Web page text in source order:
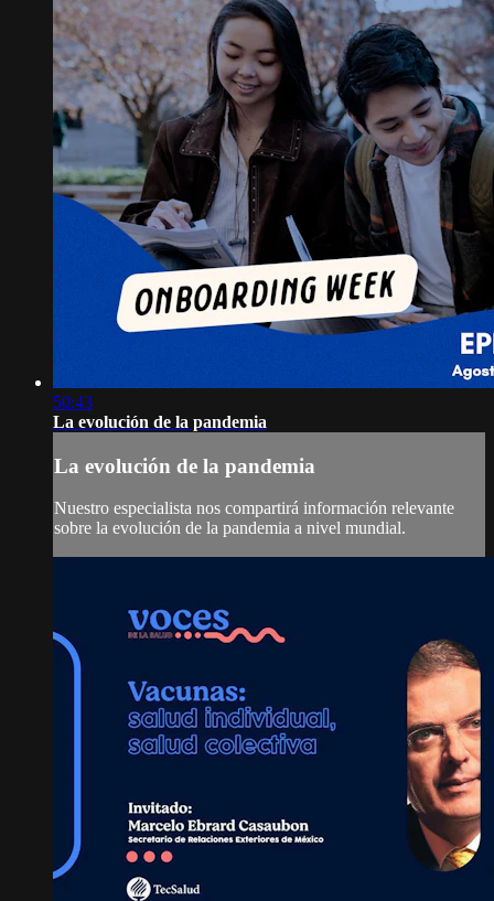
50:43
La evolución de la pandemia
La evolución de la pandemia
Nuestro especialista nos compartirá información relevante
sobre la evolución de la pandemia a nivel mundial.